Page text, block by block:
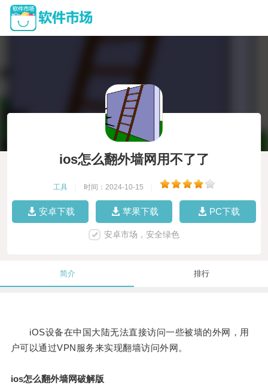
ios怎么翻外墙网用不了了
工具 时间：2024-10-15
安卓下载 苹果下载 PC下载
安卓市场，安全绿色
简介 排行
iOS设备在中国大陆无法直接访问一些被墙的外网，用
户可以通过VPN服务来实现翻墙访问外网。
ios怎么翻外墙网破解版